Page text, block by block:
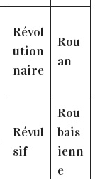
Révol
ution
naire
Rou
an
Révul
sif
Rou
bais
ienn
e